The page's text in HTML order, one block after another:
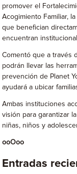
promover el
Acogimiento Familiar,
que benefician
encuentran
Comentó que a través
podrán llevar las
prevención de Planet
ayudará a ubicar
Ambas instituciones
visión para garantizar
niñas, niños y
ooOoo
Entradas